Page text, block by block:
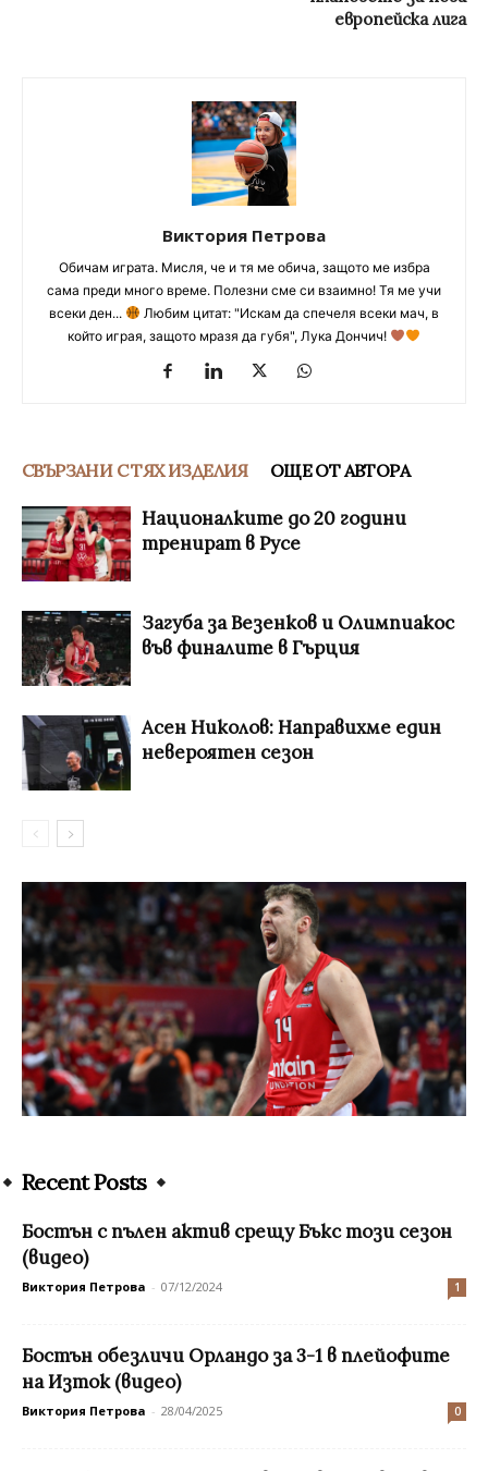
европейска лига
Виктория Петрова
Обичам играта. Мисля, че и тя ме обича, защото ме избра
сама преди много време. Полезни сме си взаимно! Тя ме учи
всеки ден...
Любим цитат: "Искам да спечеля всеки мач, в
който играя, защото мразя да губя", Лука Дончич!
СВЪРЗАНИ С ТЯХ ИЗДЕЛИЯ ОЩЕ ОТ АВТОРА
Националките до 20 години
тренират в Русе
Загуба за Везенков и Олимпиакос
във финалите в Гърция
Асен Николов: Направихме един
невероятен сезон
Recent Posts
Бостън с пълен актив срещу Бъкс този сезон
(видео)
Виктория Петрова - 07/12/2024 1
Бостън обезличи Орландо за 3-1 в плейофите
на Изток (видео)
Виктория Петрова - 28/04/2025 0